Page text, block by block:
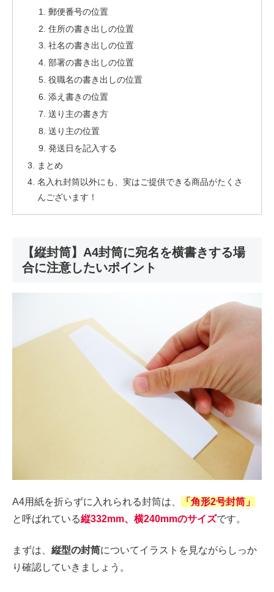
郵便番号の位置
住所の書き出しの位置
社名の書き出しの位置
部署の書き出しの位置
役職名の書き出しの位置
添え書きの位置
送り主の書き方
送り主の位置
発送日を記入する
まとめ
名入れ封筒以外にも、実はご提供できる商品がたくさ
んございます！
【縦封筒】A4封筒に宛名を横書きする場
合に注意したいポイント
A4用紙を折らずに入れられる封筒は、
「角形2号封筒」
と呼ばれている縦332mm、横240mmのサイズです。
まずは、 縦型の封筒についてイラストを見ながらしっか
り確認していきましょう。